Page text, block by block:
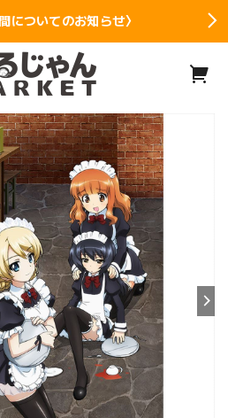
についてのお知らせ〉